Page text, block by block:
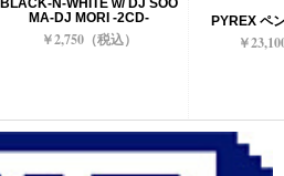
MA-DJ MORI -2CD-
￥2,750（税込）
PYREX ペ
￥